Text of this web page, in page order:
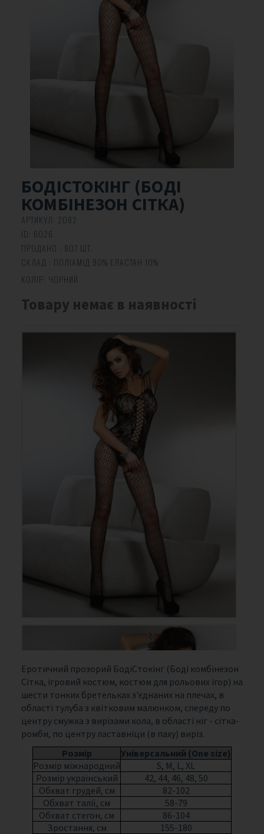
БОДІСТОКІНГ (БОДІ
КОМБІНЕЗОН СІТКА)
АРТИКУЛ: 2082
ID: 6026
ПРОДАНО : 807 ШТ.
СКЛАД : ПОЛІАМІД 90% ЕЛАСТАН 10%
КОЛІР: ЧОРНИЙ
Товару немає в наявності
Еротичний прозорий БодіСтокінг (Боді комбінезон
Сітка, ігровий костюм, костюм для рольових ігор) на
шести тонких бретельках з'єднаних на плечах, в
області тулуба з квітковим малюнком, спереду по
центру смужка з вирізами кола, в області ніг - сітка-
ромби, по центру ластавніци (в паху) виріз.
Розмір
Універсальний (One size)
Розмір міжнародний
S, M, L, XL
Розмір український
42, 44, 46, 48, 50
Обхват грудей, см
82-102
Обхват талії, см
58-79
Обхват стегон, см
86-104
Зростання, см
155-180